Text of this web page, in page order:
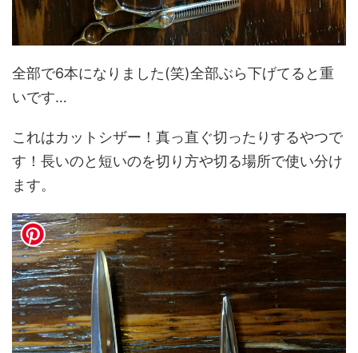
全部で6本になりました(笑)全部ぶら下げてると重
いです…
これはカットシザー！真っ直ぐ切ったりするやつで
す！長いのと短いのを切り方や切る場所で使い分け
ます。